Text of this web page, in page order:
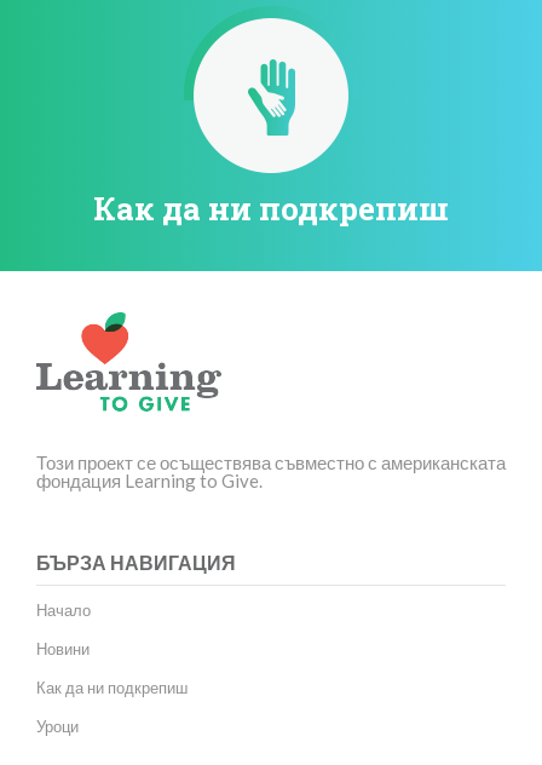
Как да ни подкрепиш
Този проект се осъществява съвместно с американската
фондация Learning to Give.
БЪРЗА НАВИГАЦИЯ
Начало
Новини
Как да ни подкрепиш
Уроци